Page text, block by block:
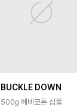
BUCKLE DOWN
500g 헤비코튼 심플